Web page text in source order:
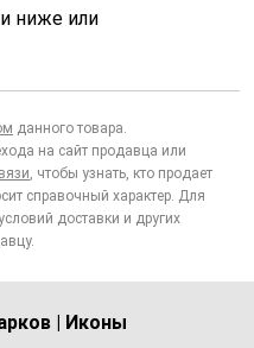
ниже или
данного товара.
на сайт продавца или
, чтобы узнать, кто продает
справочный характер. Для
доставки и других
| Иконы